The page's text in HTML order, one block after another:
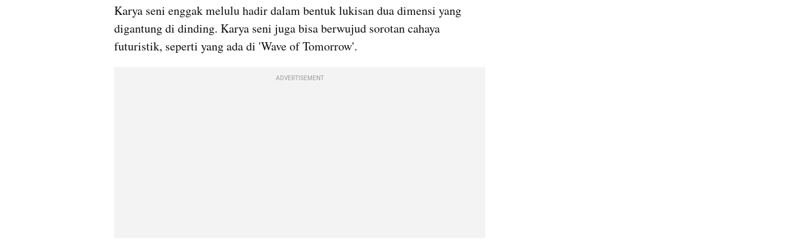
Karya seni enggak melulu hadir dalam bentuk lukisan dua dimensi yang
digantung di dinding. Karya seni juga bisa berwujud sorotan cahaya
futuristik, seperti yang ada di 'Wave of Tomorrow'.
ADVERTISEMENT